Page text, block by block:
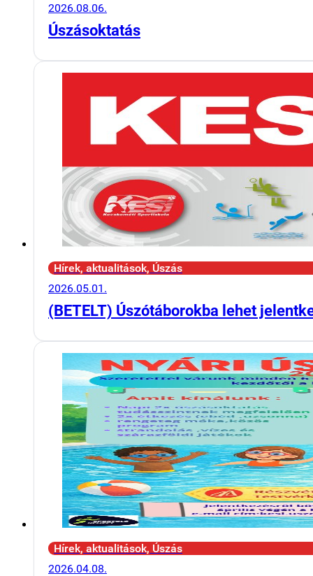
2026.08.06.
Úszásoktatás
Hírek, aktualitások, Úszás
2026.05.01.
(BETELT) Úszótáborokba lehet
Hírek, aktualitások, Úszás
2026.04.08.